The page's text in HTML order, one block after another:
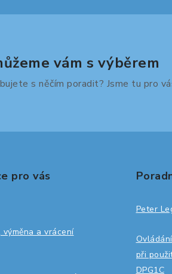
vám s výběrem
s něčím poradit? Jsme tu pro
pro vás
výměna a vrácení
Peter
při
DPG1C